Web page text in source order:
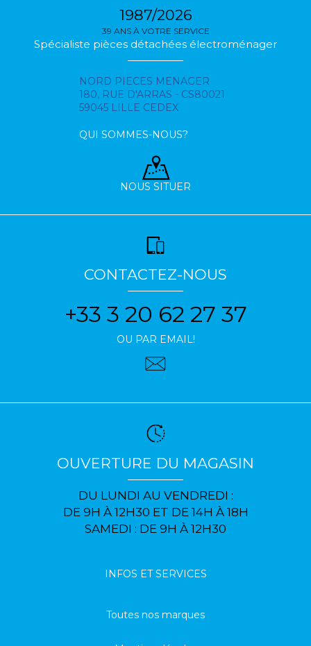
1987/2026
39 ANS À VOTRE SERVICE
Spécialiste pièces détachées électroménager
NORD PIECES MENAGER
180, RUE D'ARRAS - CS80021
59045 LILLE CEDEX
QUI SOMMES-NOUS?
NOUS SITUER
CONTACTEZ-NOUS
+33 3 20 62 27 37
OU PAR EMAIL!
OUVERTURE DU MAGASIN
DU LUNDI AU VENDREDI :
DE 9H À 12H30 ET DE 14H À 18H
SAMEDI : DE 9H À 12H30
INFOS ET SERVICES
Toutes nos marques